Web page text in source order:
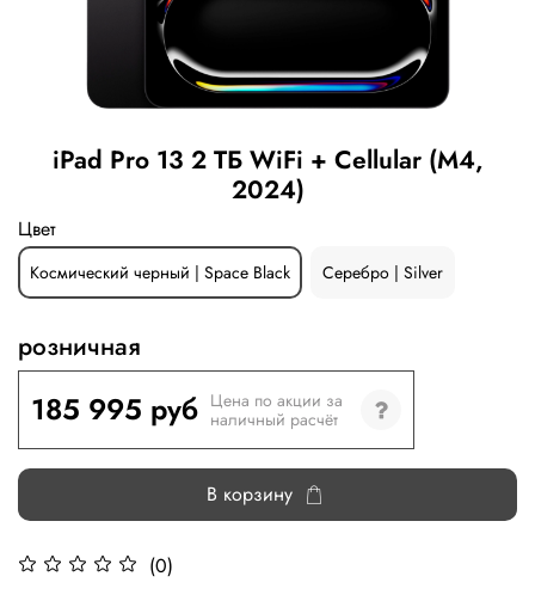
iPad Pro 13 2 ТБ WiFi + Cellular (M4,
2024)
(0)
Цвет
Космический черный | Space Black Серебро | Silver
розничная
185 995 руб Цена по акции за
наличный расчёт
В корзину